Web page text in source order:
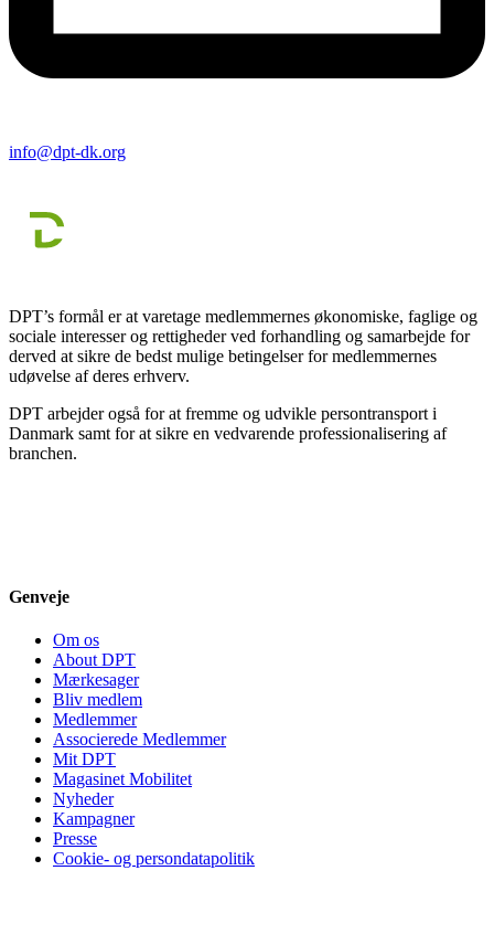
info@dpt-dk.org
DPT’s formål er at varetage medlemmernes økonomiske, faglige og
sociale interesser og rettigheder ved forhandling og samarbejde for
derved at sikre de bedst mulige betingelser for medlemmernes
udøvelse af deres erhverv.
DPT arbejder også for at fremme og udvikle persontransport i
Danmark samt for at sikre en vedvarende professionalisering af
branchen.
Genveje
Om os
About DPT
Mærkesager
Bliv medlem
Medlemmer
Associerede Medlemmer
Mit DPT
Magasinet Mobilitet
Nyheder
Kampagner
Presse
Cookie- og persondatapolitik